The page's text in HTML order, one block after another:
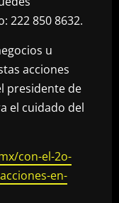
222 850 8632.
u
acciones
presidente de
el cuidado del
con-el-2o-
en-